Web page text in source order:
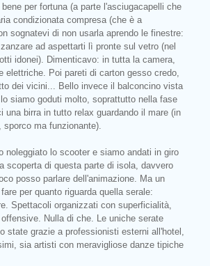
per fortuna (a parte l'asciugacapelli che
condizionata compresa (che è a
sognatevi di non usarla aprendo le finestre:
ad aspettarti lì pronte sul vetro (nel
idonei). Dimenticavo: in tutta la camera,
elettriche. Poi pareti di carton gesso credo,
dei vicini... Bello invece il balconcino vista
siamo goduti molto, soprattutto nella fase
una birra in tutto relax guardando il mare (in
sporco ma funzionante).
noleggiato lo scooter e siamo andati in giro
scoperta di questa parte di isola, davvero
posso parlare dell'animazione. Ma un
per quanto riguarda quella serale:
Spettacoli organizzati con superficialità,
Nulla di che. Le uniche serate
state grazie a professionisti esterni all'hotel,
sia artisti con meravigliose danze tipiche